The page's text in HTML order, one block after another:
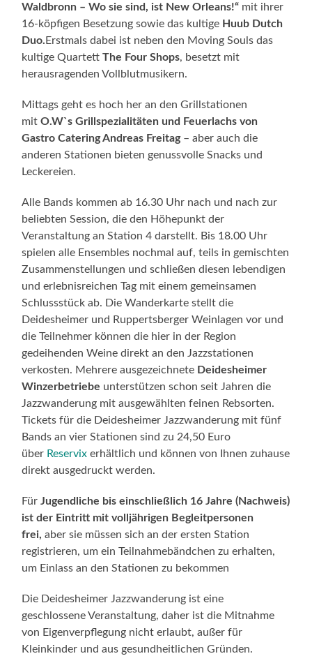
Waldbronn – Wo sie sind, ist New Orleans!“ mit ihrer
16-köpfigen Besetzung sowie das kultige Huub Dutch
Duo.Erstmals dabei ist neben den Moving Souls das
kultige QuartettThe Four Shops, besetzt mit
herausragenden Vollblutmusikern.
Mittags geht es hoch her an den Grillstationen
mitO.W`s Grillspezialitäten und Feuerlachs von
Gastro Catering Andreas Freitag– aber auch die
anderen Stationen bieten genussvolle Snacks und
Leckereien.
Alle Bands kommen ab 16.30 Uhr nach und nach zur
beliebten Session, die den Höhepunkt der
Veranstaltung an Station 4 darstellt. Bis 18.00 Uhr
spielen alle Ensembles nochmal auf, teils in gemischten
Zusammenstellungen und schließen diesen lebendigen
und erlebnisreichen Tag mit einem gemeinsamen
Schlussstück ab. Die Wanderkarte stellt die
Deidesheimer und Ruppertsberger Weinlagen vor und
die Teilnehmer können die hier in der Region
gedeihenden Weine direkt an den Jazzstationen
verkosten. Mehrere ausgezeichnete Deidesheimer
Winzerbetriebe unterstützen schon seit Jahren die
Jazzwanderung mit ausgewählten feinen Rebsorten.
Tickets für die Deidesheimer Jazzwanderung mit fünf
Bands an vier Stationen sind zu 24,50 Euro
über Reservix erhältlich und können von Ihnen zuhause
direkt ausgedruckt werden.
FürJugendliche bis einschließlich 16 Jahre (Nachweis)
ist der Eintritt mit volljährigen Begleitpersonen
frei, aber sie müssen sich an der ersten Station
registrieren, um ein Teilnahmebändchen zu erhalten,
um Einlass an den Stationen zu bekommen
Die Deidesheimer Jazzwanderung ist eine
geschlossene Veranstaltung, daher ist die Mitnahme
von Eigenverpflegung nicht erlaubt, außer für
Kleinkinder und aus gesundheitlichen Gründen.